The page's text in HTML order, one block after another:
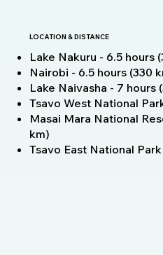
LOCATION & DISTANCE
Lake Nakuru - 6.5 hours
Nairobi - 6.5 hours (330
Lake Naivasha - 7 hours
Tsavo West National
Masai Mara National
km)
Tsavo East National